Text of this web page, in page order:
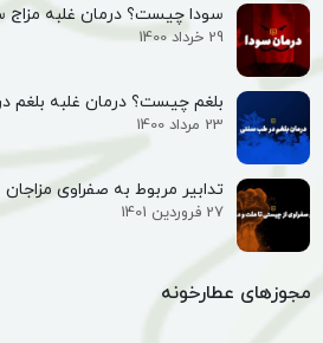
سودا چیست؟ درمان غلبه
29 خرداد 1400
بلغم چیست؟ درمان غلبه
23 مرداد 1400
تدابیر مربوط به صفراوی مزاجان
27 فروردین 1401
مجوزهای عطارخونه